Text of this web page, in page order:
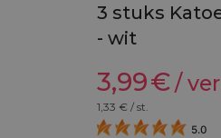
3 stuks
- wit
3,99€/
1,33 € / st.
5.0